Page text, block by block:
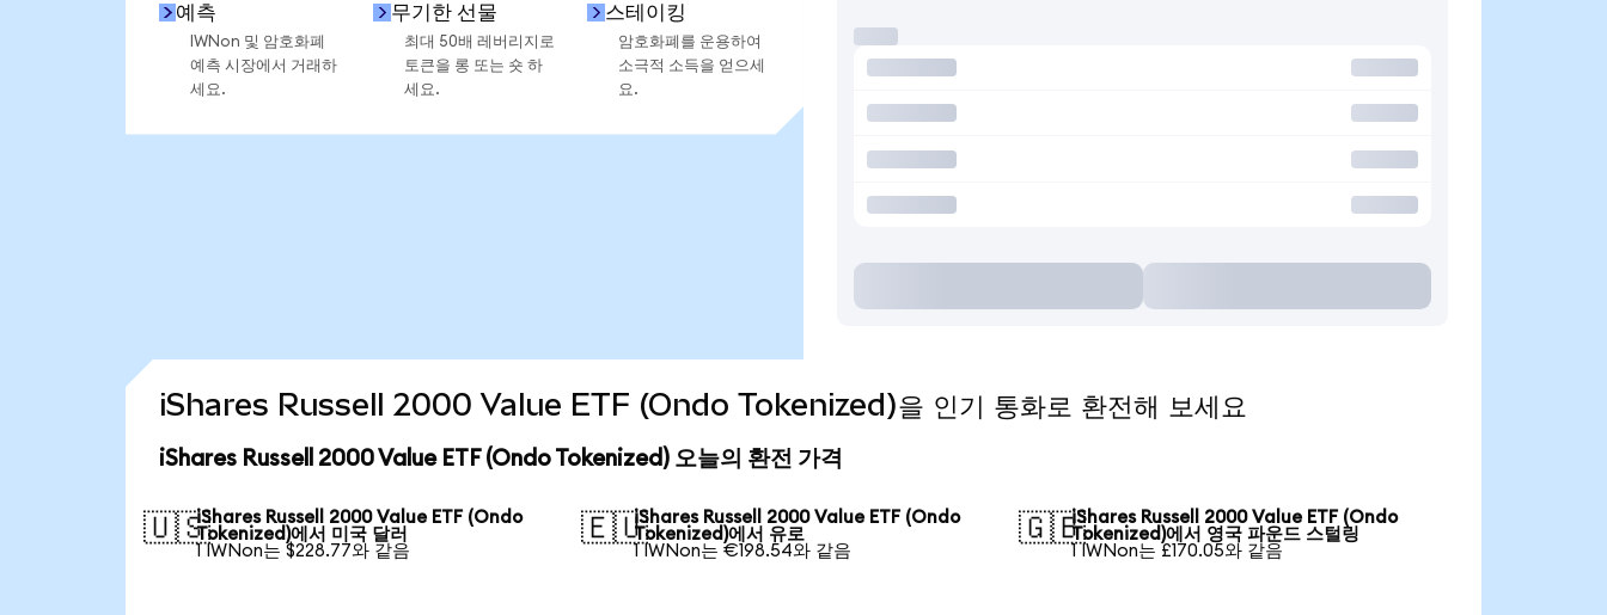
예측
IWNon 및 암호화폐
예측 시장에서 거래하
세요.
무기한 선물
최대 50배 레버리지로
토큰을 롱 또는 숏 하
세요.
스테이킹
암호화폐를 운용하여
소극적 소득을 얻으세
요.
iShares Russell 2000 Value ETF (Ondo Tokenized)을 인기 통화로 환전해 보세요
iShares Russell 2000 Value ETF (Ondo Tokenized) 오늘의 환전 가격
🇺🇸iShares Russell 2000 Value ETF (Ondo
Tokenized)에서 미국 달러
1 IWNon는 $228.77와 같음
🇪🇺iShares Russell 2000 Value ETF (Ondo
Tokenized)에서 유로
1 IWNon는 €198.54와 같음
🇬🇧iShares Russell 2000 Value ETF (Ondo
Tokenized)에서 영국 파운드 스털링
1 IWNon는 £170.05와 같음